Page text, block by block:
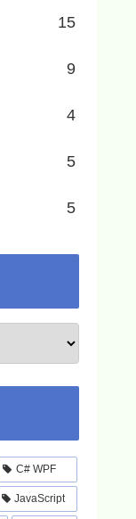
15
9
4
5
5
C# WPF
JavaScript